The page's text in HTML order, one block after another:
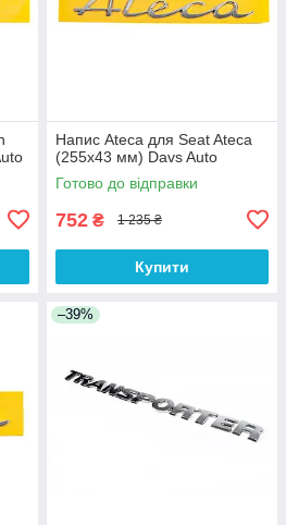
Напис Ateca для Seat Ateca
(255х43 мм) Davs Auto
Готово до відправки
752 ₴ 1 235 ₴
Купити
–39%